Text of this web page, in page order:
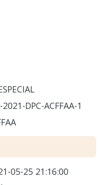
2021-DPC-ACFFAA-1
05-25 21:16:00